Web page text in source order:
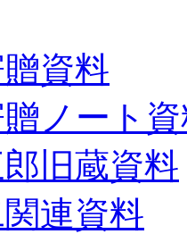
資料
ノート
旧蔵資料
連資料